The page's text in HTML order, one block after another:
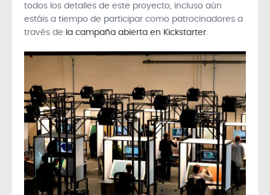
todos los detalles de este proyecto, incluso aún
estáis a tiempo de participar como patrocinadores a
través de la campaña abierta en Kickstarter.